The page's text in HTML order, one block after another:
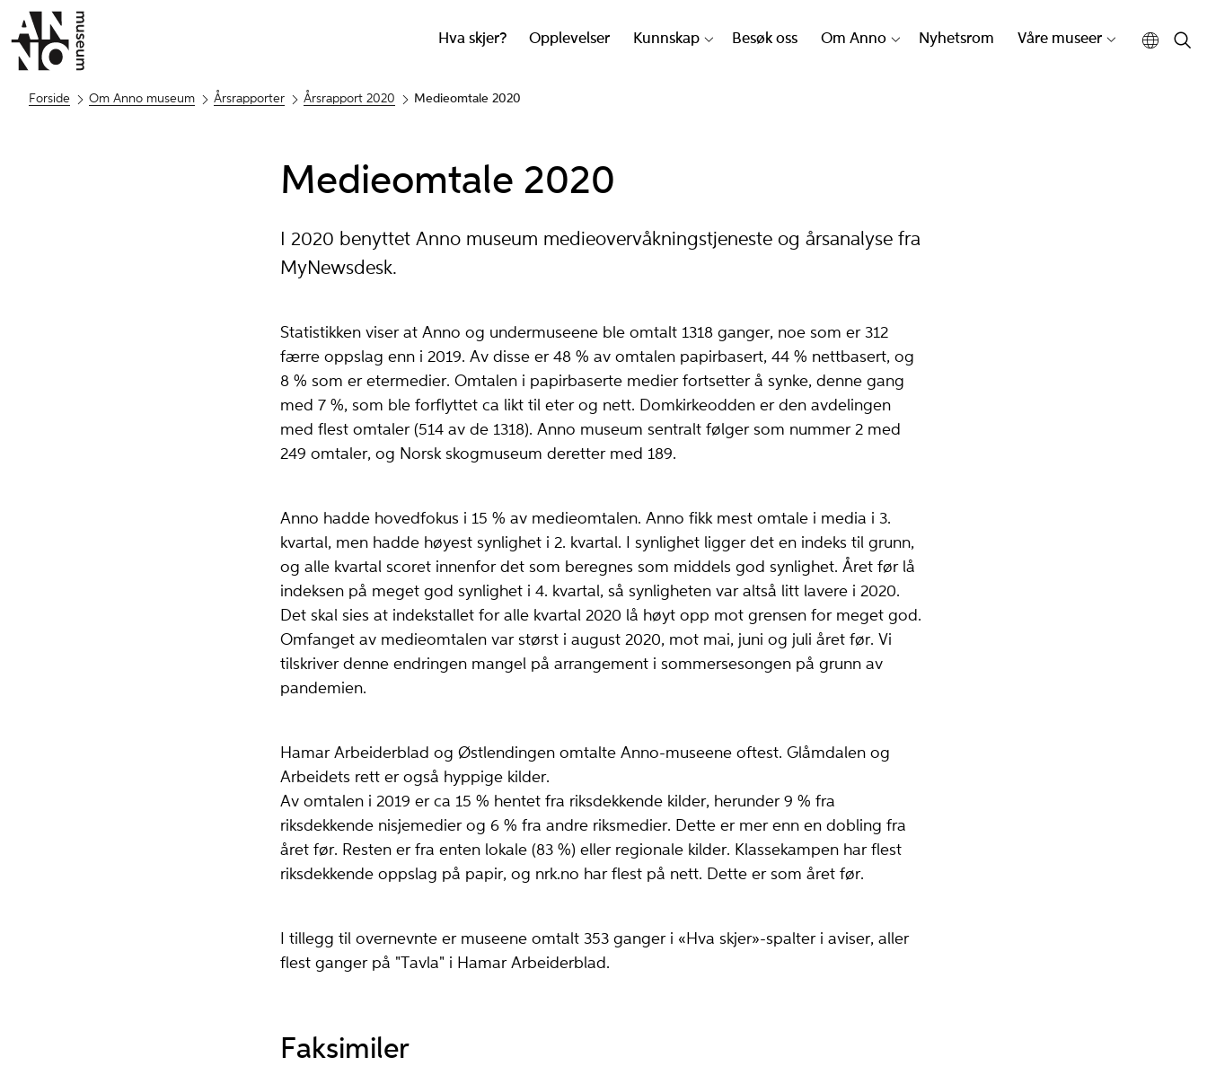
Hva skjer? Opplevelser Kunnskap Besøk oss Om Anno Nyhetsrom Våre museer
Forside Om Anno museum Årsrapporter Årsrapport 2020 Medieomtale 2020
Medieomtale 2020
I 2020 benyttet Anno museum medieovervåkningstjeneste og årsanalyse fra
MyNewsdesk.
Statistikken viser at Anno og undermuseene ble omtalt 1318 ganger, noe som er 312
færre oppslag enn i 2019. Av disse er 48 % av omtalen papirbasert, 44 % nettbasert, og
8 % som er etermedier. Omtalen i papirbaserte medier fortsetter å synke, denne gang
med 7 %, som ble forflyttet ca likt til eter og nett. Domkirkeodden er den avdelingen
med flest omtaler (514 av de 1318). Anno museum sentralt følger som nummer 2 med
249 omtaler, og Norsk skogmuseum deretter med 189.
Anno hadde hovedfokus i 15 % av medieomtalen. Anno fikk mest omtale i media i 3.
kvartal, men hadde høyest synlighet i 2. kvartal. I synlighet ligger det en indeks til grunn,
og alle kvartal scoret innenfor det som beregnes som middels god synlighet. Året før lå
indeksen på meget god synlighet i 4. kvartal, så synligheten var altså litt lavere i 2020.
Det skal sies at indekstallet for alle kvartal 2020 lå høyt opp mot grensen for meget god.
Omfanget av medieomtalen var størst i august 2020, mot mai, juni og juli året før. Vi
tilskriver denne endringen mangel på arrangement i sommersesongen på grunn av
pandemien.
Hamar Arbeiderblad og Østlendingen omtalte Anno-museene oftest. Glåmdalen og
Arbeidets rett er også hyppige kilder.
Av omtalen i 2019 er ca 15 % hentet fra riksdekkende kilder, herunder 9 % fra
riksdekkende nisjemedier og 6 % fra andre riksmedier. Dette er mer enn en dobling fra
året før. Resten er fra enten lokale (83 %) eller regionale kilder. Klassekampen har flest
riksdekkende oppslag på papir, og nrk.no har flest på nett. Dette er som året før.
I tillegg til overnevnte er museene omtalt 353 ganger i «Hva skjer»-spalter i aviser, aller
flest ganger på "Tavla" i Hamar Arbeiderblad.
Faksimiler